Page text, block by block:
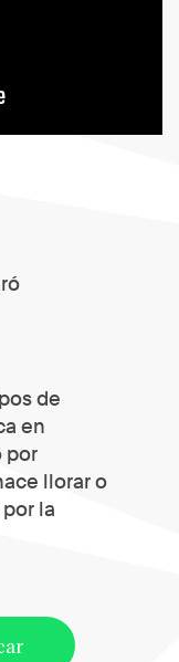
de
en
por
llorar o
la